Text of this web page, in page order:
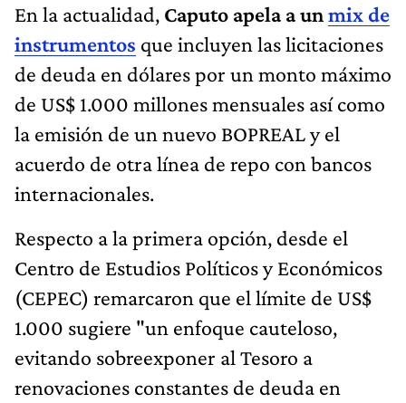
En la actualidad, Caputo apela a unmix de
instrumentos que incluyen las licitaciones
de deuda en dólares por un monto máximo
de US$ 1.000 millones mensuales así como
la emisión de un nuevo BOPREAL y el
acuerdo de otra línea de repo con bancos
internacionales.
Respecto a la primera opción, desde el
Centro de Estudios Políticos y Económicos
(CEPEC) remarcaron que el límite de US$
1.000 sugiere "un enfoque cauteloso,
evitando sobreexponer al Tesoro a
renovaciones constantes de deuda en